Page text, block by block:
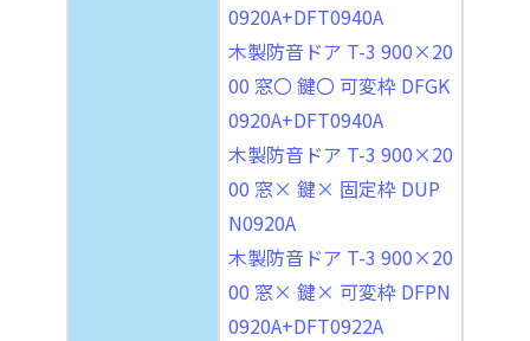
0920A+DFT0940A
木製防音ドア T-3 900×20
00 窓〇 鍵〇 可変枠 DFGK
0920A+DFT0940A
木製防音ドア T-3 900×20
00 窓× 鍵× 固定枠 DUP
N0920A
木製防音ドア T-3 900×20
00 窓× 鍵× 可変枠 DFPN
0920A+DFT0922A